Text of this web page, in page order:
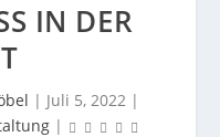
IN DER S
| Juli 5, 2022|
|